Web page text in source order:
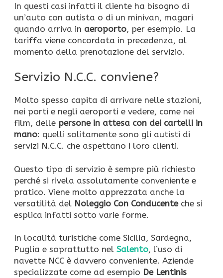
In questi casi infatti il cliente ha bisogno di
un’auto con autista o di un minivan, magari
quando arriva in aeroporto, per esempio. La
tariffa viene concordata in precedenza, al
momento della prenotazione del servizio.
Servizio N.C.C. conviene?
Molto spesso capita di arrivare nelle stazioni,
nei porti e negli aeroporti e vedere, come nei
film, delle persone in attesa con dei cartelli in
mano: quelli solitamente sono gli autisti di
servizi N.C.C. che aspettano i loro clienti.
Questo tipo di servizio è sempre più richiesto
perché si rivela assolutamente conveniente e
pratico. Viene molto apprezzata anche la
versatilità del Noleggio Con Conducente che si
esplica infatti sotto varie forme.
In località turistiche come Sicilia, Sardegna,
Puglia e soprattutto nel Salento, l’uso di
navette NCC è davvero conveniente. Aziende
specializzate come ad esempio De Lentinis